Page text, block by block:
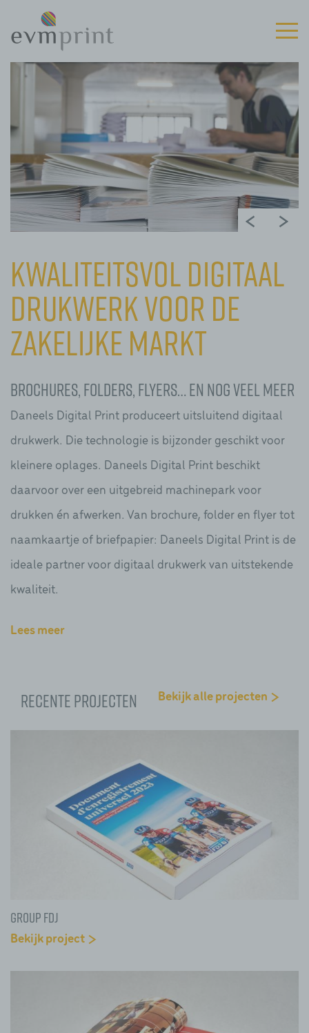
Brochures, folders, flyers… en nog veel meer
Daneels Digital Print produceert uitsluitend digitaal
drukwerk. Die technologie is bijzonder geschikt voor
kleinere oplages. Daneels Digital Print beschikt
daarvoor over een uitgebreid machinepark voor
drukken én afwerken. Van brochure, folder en flyer tot
naamkaartje of briefpapier: Daneels Digital Print is de
ideale partner voor digitaal drukwerk van uitstekende
kwaliteit.
Lees meer
Kwaliteitsvol digitaal
drukwerk voor de
zakelijke markt
Recente projecten Bekijk alle projecten
Group FDJ
Bekijk project